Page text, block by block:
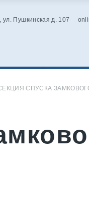
ул. Пушкинская д. 107
СПУСКА